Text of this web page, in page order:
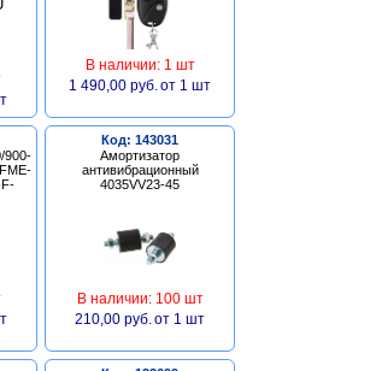
В наличии: 1 шт
1 490,00 руб. от 1 шт
900-
Код: 143031
Амортизатор
антивибрационный
4035VV23-45
В наличии: 100 шт
210,00 руб. от 1 шт